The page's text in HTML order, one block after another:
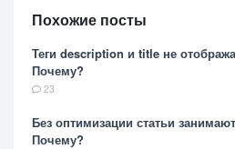
Похожие посты
Теги description и title не
Почему?
23
Без оптимизации статьи
Почему?